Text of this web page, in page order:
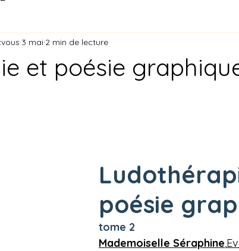
et poésie
3 mai 2 min de lecture
poésie
tome 2
Mademoiselle Séraphine,